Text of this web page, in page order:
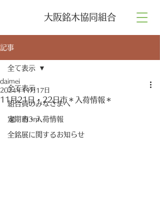
大阪銘木協同組合
記事
全て表示
組合員のみなさまへ
定期市・入荷情報
全銘展に関するお知らせ
全て表示
11月21日・22日市＊入荷情報＊
daimei
2024年11月17日
栗　約3ｍ